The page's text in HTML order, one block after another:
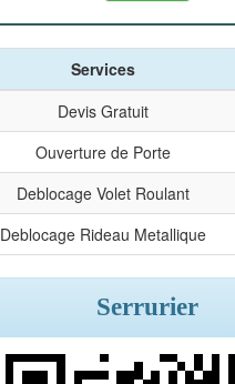
Services
Devis Gratuit
Ouverture de Porte
Deblocage Volet Roulant
Deblocage Rideau Metallique
Serrurier